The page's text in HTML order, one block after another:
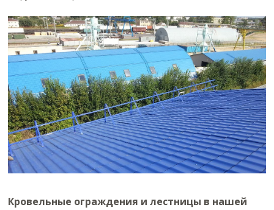
Кровельные ограждения и лестницы в нашей